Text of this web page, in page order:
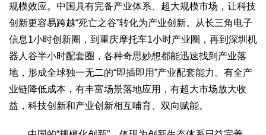
科技观察 创新前沿 智慧教育 职业教育
三农
智慧农业 智慧乡村 基层之声
国防
国防建设
规模效应。中国具有完备产业体系、超大规模市场，让科技
创新更容易跨越“死亡之谷”转化为产业创新。从长三角电子
信息1小时创新圈，到重庆摩托车1小时产业圈，再到深圳机
器人谷半小时配套圈，各种奇思妙想都能迅速找到产业落
地，形成全球独一无二的“即插即用”产业配套能力。有全产
业链降低成本，有丰富场景落地应用，有超大市场放大收
益，科技创新和产业创新相互哺育、双向赋能。